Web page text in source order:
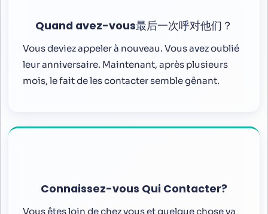
Quand avez-vous最后一次呼对他们？
Vous deviez appeler à nouveau. Vous avez oublié
leur anniversaire. Maintenant, après plusieurs
mois, le fait de les contacter semble gênant.
Connaissez-vous Qui Contacter?
Vous êtes loin de chez vous et quelque chose va